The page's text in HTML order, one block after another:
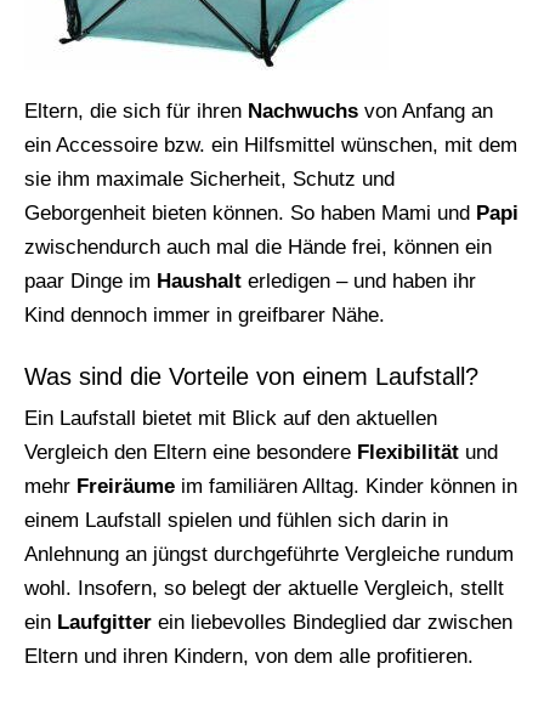
Eltern, die sich für ihren Nachwuchs von Anfang an
ein Accessoire bzw. ein Hilfsmittel wünschen, mit dem
sie ihm maximale Sicherheit, Schutz und
Geborgenheit bieten können. So haben Mami und Papi
zwischendurch auch mal die Hände frei, können ein
paar Dinge im Haushalt erledigen – und haben ihr
Kind dennoch immer in greifbarer Nähe.
Was sind die Vorteile von einem Laufstall?
Ein Laufstall bietet mit Blick auf den aktuellen
Vergleich den Eltern eine besondere Flexibilität und
mehr Freiräume im familiären Alltag. Kinder können in
einem Laufstall spielen und fühlen sich darin in
Anlehnung an jüngst durchgeführte Vergleiche rundum
wohl. Insofern, so belegt der aktuelle Vergleich, stellt
ein Laufgitter ein liebevolles Bindeglied dar zwischen
Eltern und ihren Kindern, von dem alle profitieren.